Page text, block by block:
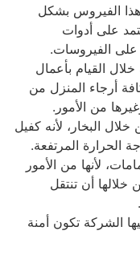
الفيروس بشكل
على أدوات
الفيروسات.
القيام بأعمال
أرجاء المنزل من
من الأمور.
البخار، لأنه كفيل
الحرارة المرتفعة.
لأنها من الأمور
خلالها أن تنتقل
الشركة تكون أمنة